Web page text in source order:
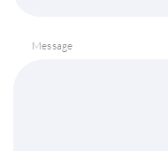
Message